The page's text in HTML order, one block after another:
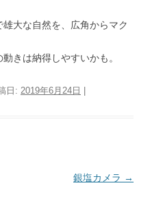
大な自然を、広角からマク
きは納得しやすいかも。
日: 2019年6月24日 |
銀塩カメラ →